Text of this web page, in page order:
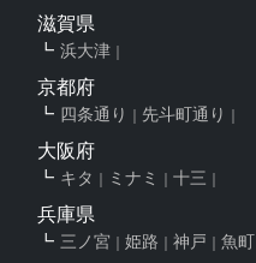
滋賀県
浜大津
京都府
四条通り 先斗町通り
大阪府
キタ ミナミ 十三
兵庫県
三ノ宮 姫路 神戸 魚町